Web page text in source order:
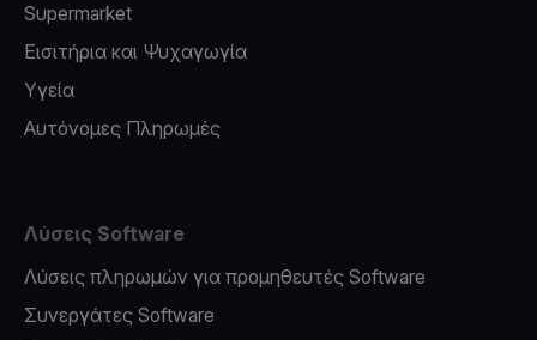
Supermarket
Εισιτήρια και Ψυχαγωγία
Υγεία
Αυτόνομες Πληρωμές
Λύσεις Software
Λύσεις πληρωμών για προμηθευτές Software
Συνεργάτες Software